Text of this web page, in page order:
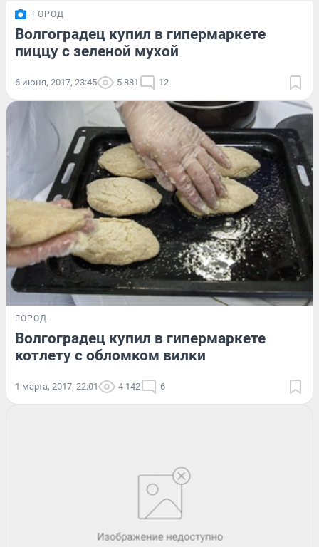
ГОРОД
Волгоградец купил в гипермаркете
пиццу с зеленой мухой
6 июня, 2017, 23:45 5 881 12
ГОРОД
Волгоградец купил в гипермаркете
котлету с обломком вилки
1 марта, 2017, 22:01 4 142 6